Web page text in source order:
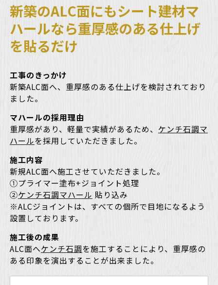
新築のALC面にもシート建材マ
ハールなら重厚感のある仕上げ
を貼るだけ
工事のきっかけ
新築ALC面へ、重厚感のある仕上げを検討されており
ました。
マハールの採用理由
重厚感があり、軽量で実績があるため、 ケンチ石調マ
ハールを採用していただきました。
施工内容
新規ALC面へ施工させていただきました。
①プライマー塗布+ジョイント処理
②ケンチ石調マハール 貼り込み
※ALCジョイントは、すべての個所で目地になるよう
設置しております。
施工後の成果
ALC面へケンチ石調を施工することにより、重厚感の
ある印象を演出することが出来ました。